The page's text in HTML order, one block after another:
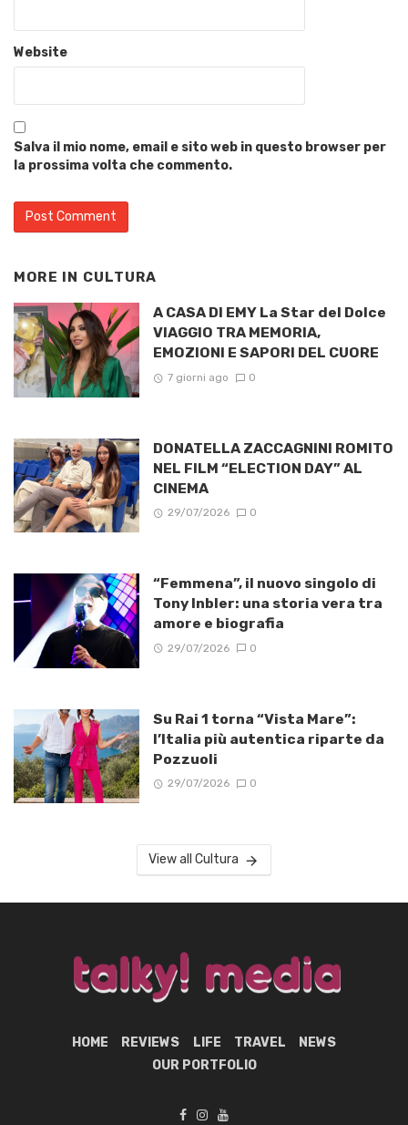
Website
Salva il mio nome, email e sito web in questo browser per
la prossima volta che commento.
MORE IN CULTURA
A CASA DI EMY La Star del Dolce
VIAGGIO TRA MEMORIA,
EMOZIONI E SAPORI DEL CUORE
7 giorni ago 0
DONATELLA ZACCAGNINI ROMITO
NEL FILM “ELECTION DAY” AL
CINEMA
29/07/2026 0
“Femmena”, il nuovo singolo di
Tony Inbler: una storia vera tra
amore e biografia
29/07/2026 0
Su Rai 1 torna “Vista Mare”:
l’Italia più autentica riparte da
Pozzuoli
29/07/2026 0
View all Cultura
HOME REVIEWS LIFE TRAVEL
NEWS
OUR PORTFOLIO